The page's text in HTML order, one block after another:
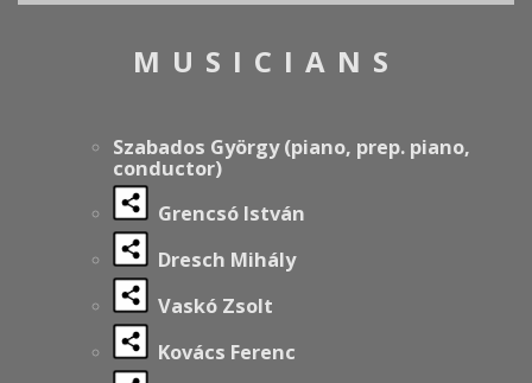
MUSICIANS
Szabados György (piano, prep. piano,
conductor)
Grencsó István
Dresch Mihály
Vaskó Zsolt
Kovács Ferenc